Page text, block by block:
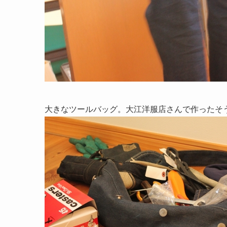
大きなツールバッグ。大江洋服店さんで作ったそ